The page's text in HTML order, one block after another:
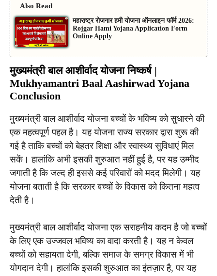
Also Read
महाराष्ट्र रोजगार हमी योजना ऑनलाइन फॉर्म 2026:
Rojgar Hami Yojana Application Form
Online Apply
मुख्यमंत्री बाल आशीर्वाद योजना निष्कर्ष |
Mukhyamantri Baal Aashirwad Yojana
Conclusion
मुख्यमंत्री बाल आशीर्वाद योजना बच्चों के भविष्य को सुधारने की
एक महत्वपूर्ण पहल है। यह योजना राज्य सरकार द्वारा शुरू की
गई है ताकि बच्चों को बेहतर शिक्षा और स्वास्थ्य सुविधाएं मिल
सकें। हालांकि अभी इसकी शुरुआत नहीं हुई है, पर यह उम्मीद
जगाती है कि जल्द ही इससे कई परिवारों को मदद मिलेगी। यह
योजना बताती है कि सरकार बच्चों के विकास को कितना महत्व
देती है।
मुख्यमंत्री बाल आशीर्वाद योजना एक सराहनीय कदम है जो बच्चों
के लिए एक उज्जवल भविष्य का वादा करती है। यह न केवल
बच्चों को सहायता देगी, बल्कि समाज के समग्र विकास में भी
योगदान देगी। हालांकि इसकी शुरुआत का इंतज़ार है, पर यह